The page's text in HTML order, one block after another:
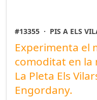
#13355 · PIS A ELS
Experimenta el
comoditat en la
La Pleta Els
Engordany.